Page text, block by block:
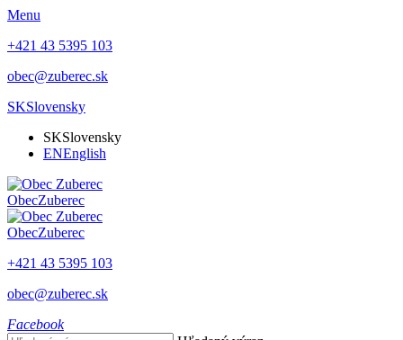
Menu
+421 43 5395 103
obec@zuberec.sk
SKSlovensky
SKSlovensky
ENEnglish
ObecZuberec
ObecZuberec
+421 43 5395 103
obec@zuberec.sk
Facebook